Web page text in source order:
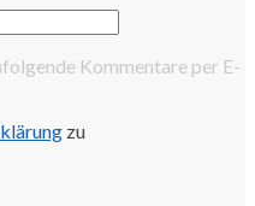
Kommentare per E-
zu